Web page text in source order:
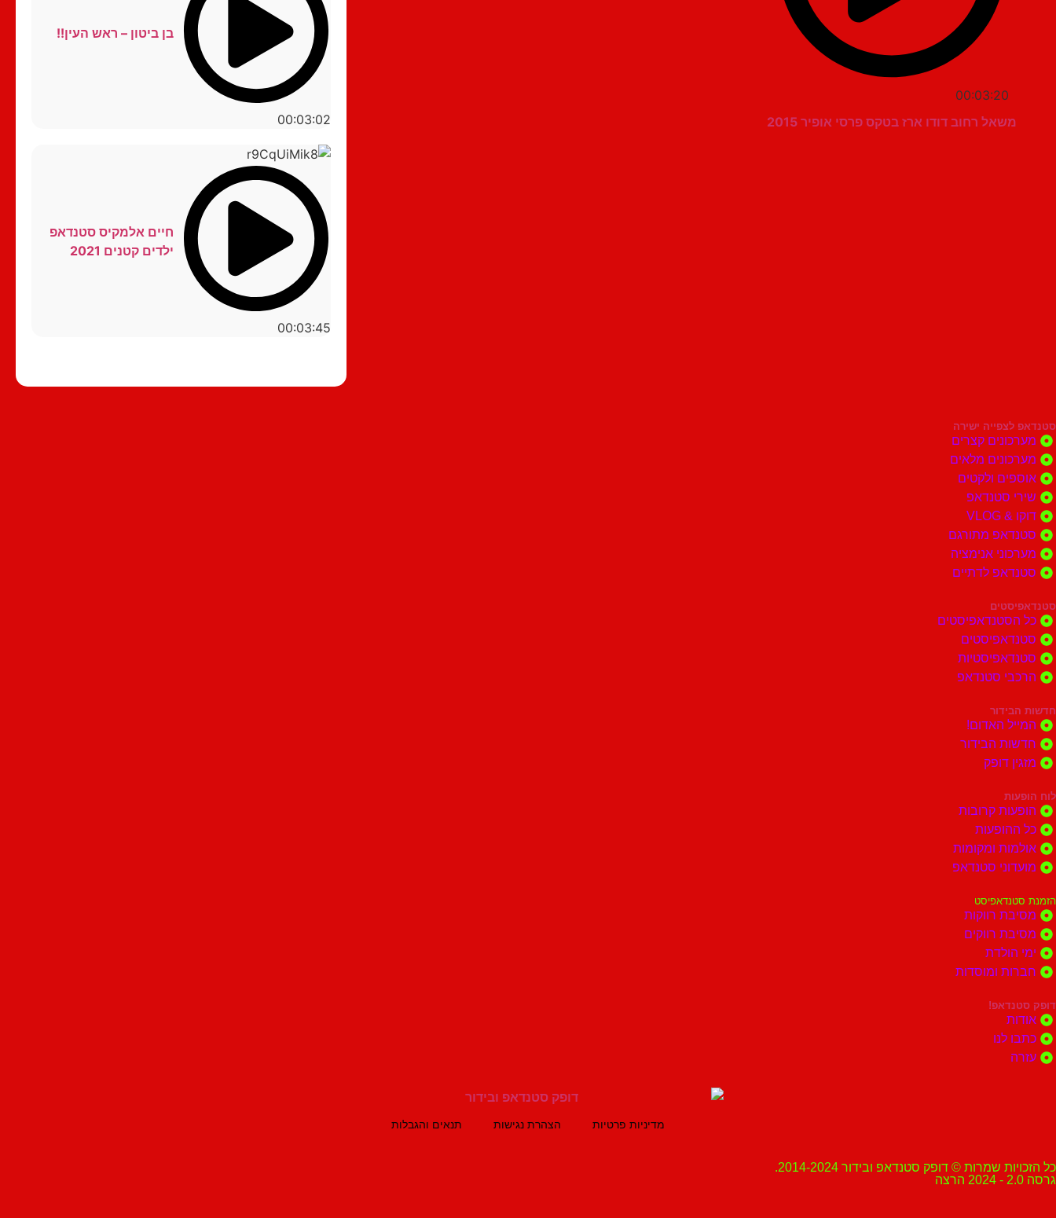
00:03:20
משאל רחוב דודו ארז בטקס פרסי אופיר 2015
00:03:02
בן ביטון – ראש העין!!
00:03:45
חיים אלמקיס סטנדאפ
ילדים קטנים 2021
סטנדאפ לצפייה ישירה
מערכונים קצרים
מערכונים מלאים
אוספים ולקטים
שירי סטנדאפ
דוקו & VLOG
סטנדאפ מתורגם
מערכוני אנימציה
סטנדאפ לדתיים
סטנדאפיסטים
כל הסטנדאפיסטים
סטנדאפיסטים
סטנדאפיסטיות
הרכבי סטנדאפ
חדשות הבידור
המייל האדום!
חדשות הבידור
מזגין דופק
לוח הופעות
הופעות קרובות
כל ההופעות
אולמות ומקומות
מועדוני סטנדאפ
הזמנת סטנדאפיסט
מסיבת רווקות
מסיבת רווקים
ימי הולדת
חברות ומוסדות
דופק סטנדאפ!
אודות
כתבו לנו
עזרה
מדיניות פרטיות הצהרת נגישות תנאים והגבלות
כל הזכויות שמרות © דופק סטנדאפ ובידור 2014-2024.
גרסה 2.0 - 2024 הרצה